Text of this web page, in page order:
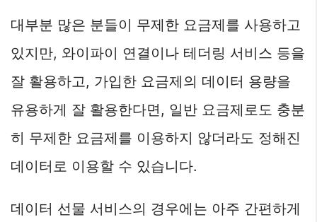
대부분 많은 분들이 무제한 요금제를 사용하고
있지만, 와이파이 연결이나 테더링 서비스 등을
잘 활용하고, 가입한 요금제의 데이터 용량을
유용하게 잘 활용한다면, 일반 요금제로도 충분
히 무제한 요금제를 이용하지 않더라도 정해진
데이터로 이용할 수 있습니다.
데이터 선물 서비스의 경우에는 아주 간편하게